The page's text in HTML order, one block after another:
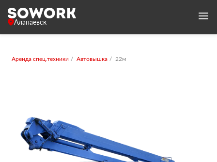
Алапаевск
Аренда спец.техники Автовышка 22м